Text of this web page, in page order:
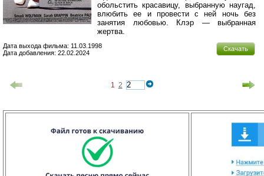
обольстить красавицу, выбранную наугад,
влюбить ее и провести с ней ночь без
занятия любовью. Клэр — выбранная
жертва.
Скачать
Дата выхода фильма: 11.03.1998
Дата добавления: 22.02.2024
1 2